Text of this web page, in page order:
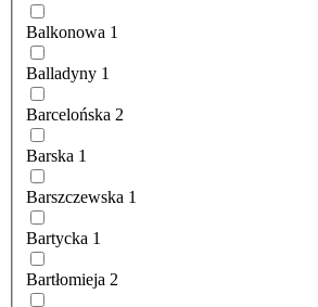
Balkonowa 1
Balladyny 1
Barcelońska 2
Barska 1
Barszczewska 1
Bartycka 1
Bartłomieja 2